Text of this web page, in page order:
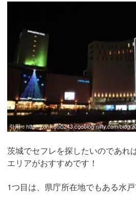
引用：http://konikoni5243.cocolog-nifty.com/blog/
茨城でセフレを探したいのであれ
エリアがおすすめです！
1つ目は、県庁所在地でもある水戸